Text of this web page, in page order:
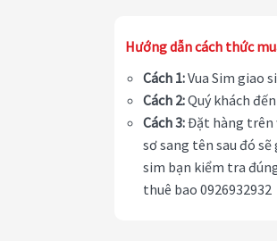
Hướng dẫn cách thức
Cách 1:Vua Sim giao
Cách 2:Quý khách
Cách 3:Đặt hàng trên
sơ sang tên sau đó
sim bạn kiểm tra
thuê bao 0926932932